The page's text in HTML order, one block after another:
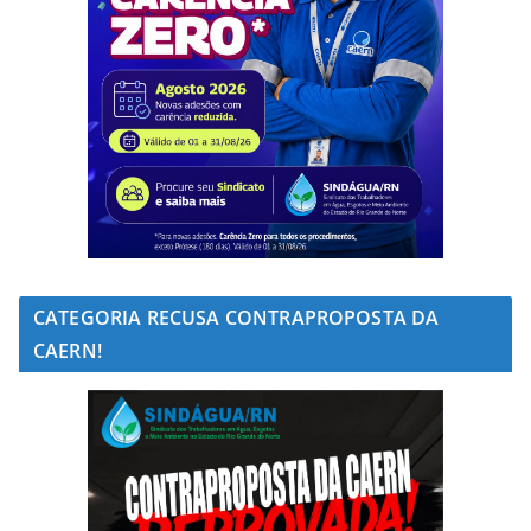
CATEGORIA RECUSA CONTRAPROPOSTA DA
CAERN!